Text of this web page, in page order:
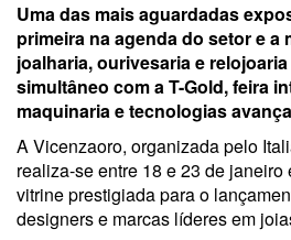
Uma das mais aguardadas
primeira na agenda do setor e a
joalharia, ourivesaria e
simultâneo com a T-Gold, feira
maquinaria e tecnologias
A Vicenzaoro, organizada pelo
realiza-se entre 18 e 23 de
vitrine prestigiada para o
designers e marcas líderes em